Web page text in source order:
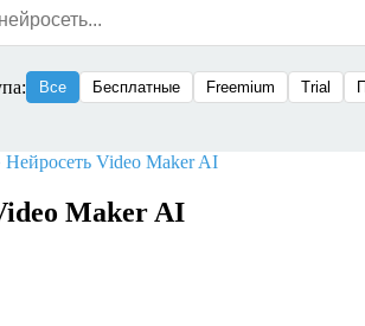
Все Бесплатные Freemium Trial
Нейросеть Video Maker AI
Maker AI